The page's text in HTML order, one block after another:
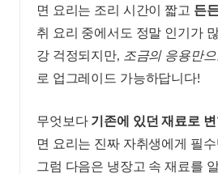
면 요리는 조리 시간이 짧고 든
취 요리 중에서도 정말 인기가
강 걱정되지만, 조금의 응용만
로 업그레이드 가능하답니다!
무엇보다 기존에 있던 재료로
면 요리는 진짜 자취생에게 필
그럼 다음은 냉장고 속 재료를